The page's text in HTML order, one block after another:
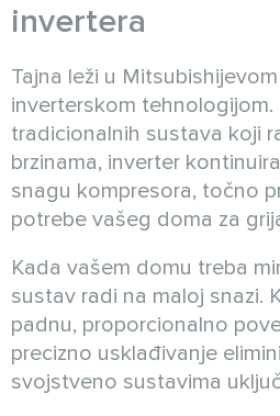
invertera
Tajna leži u
inverterskom tehnologijom.
tradicionalnih sustava koji
brzinama, inverter
snagu kompresora, točno
potrebe vašeg doma za
Kada vašem domu treba
sustav radi na maloj snazi.
padnu, proporcionalno
precizno usklađivanje
svojstveno sustavima